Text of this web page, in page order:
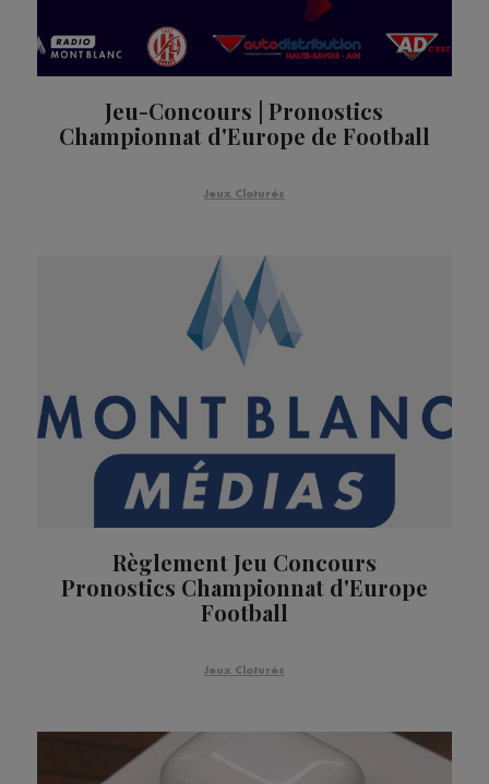
Jeu-Concours | Pronostics
Championnat d'Europe de Football
Jeux Cloturés
Règlement Jeu Concours
Pronostics Championnat d'Europe
Football
Jeux Cloturés